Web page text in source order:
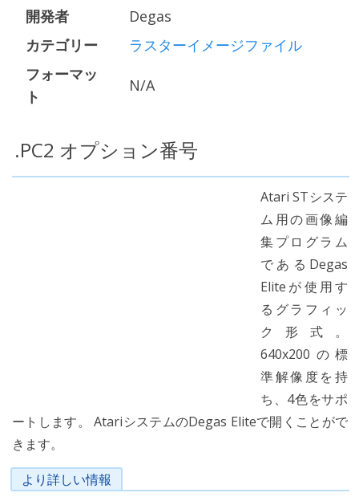
開発者
Degas
カテゴリー
ラスターイメージファイル
フォーマッ
ト
N/A
.PC2 オプション番号
Atari STシステ
ム用の画像編
集プログラム
であるDegas
Eliteが使用す
るグラフィッ
ク形式。
640x200の標
準解像度を持
ち、4色をサポ
ートします。 AtariシステムのDegas Eliteで開くことがで
きます。
より詳しい情報